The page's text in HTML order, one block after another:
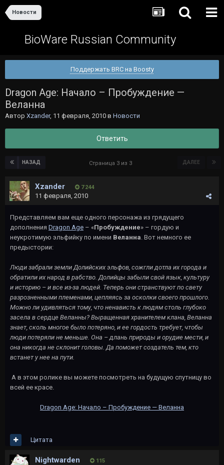
Новости
BioWare Russian Community
Поддержать BRC на Boosty
Dragon Age: Начало – Пробуждение —
Веланна
Автор Xzander, 11 февраля, 2010 в Новости
Ответить
НАЗАД ДАЛЕЕ
Страница 3 из 3
Xzander 7 244
11 февраля, 2010
Представляем вам еще одного персонажа из грядущего
дополнения Dragon Age – «Пробуждение» – гордую и
неукротимую эльфийку по имени Веланна. Вот немного ее
предыстории:
Люди забрали земли Долийских эльфов, сожгли дотла их города и
обратили их народ в рабство. Долийцы забыли свой язык, культуру
и историю – и все из-за людей. Теперь они странствуют по свету
разрозненными племенами, цепляясь за осколки своего прошлого.
Можно ли удивляться тому, что ненависть к людям столь глубоко
засела в сердце Веланны? Выращенная хранителем клана, Веланна
знает, сколь многое было потеряно, и ее гордость требует, чтобы
люди потеряли не меньше. Она – длань природы и орудие мести, и
она никогда не склонит головы. Да поможет создатель тем, кто
встанет у нее на пути.
А в этом ролике вы можете посмотреть на будущую спутницу во
всей ее красе.
Dragon Age: Начало – Пробуждение — Веланна
Цитата
Nightwarden 115